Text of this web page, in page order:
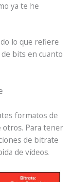
ya te he
lo que refiere
bits en cuanto
formatos de
otros. Para tener
de bitrate
de vídeos.